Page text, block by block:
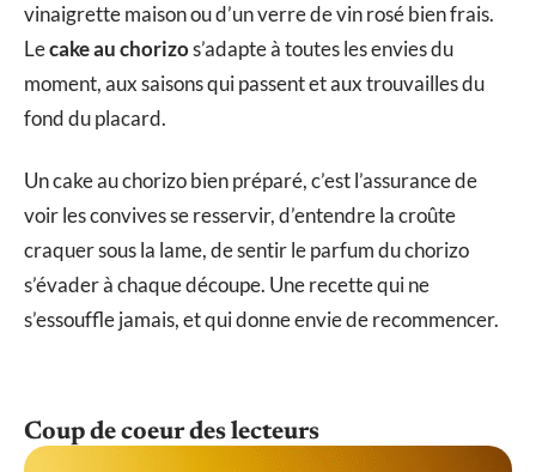
vinaigrette maison ou d’un verre de vin rosé bien frais.
Lecake au chorizos’adapte à toutes les envies du
moment, aux saisons qui passent et aux trouvailles du
fond du placard.
Un cake au chorizo bien préparé, c’est l’assurance de
voir les convives se resservir, d’entendre la croûte
craquer sous la lame, de sentir le parfum du chorizo
s’évader à chaque découpe. Une recette qui ne
s’essouffle jamais, et qui donne envie de recommencer.
Coup de coeur des lecteurs